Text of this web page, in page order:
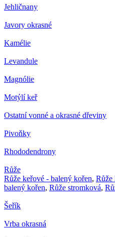
Jehličnany
Javory okrasné
Kamélie
Levandule
Magnólie
Motýlí keř
Ostatní vonné a okrasné dřeviny
Pivoňky
Rhododendrony
Růže
Růže keřové - balený kořen, Růže
balený kořen, Růže stromková,
Šeřík
Vrba okrasná